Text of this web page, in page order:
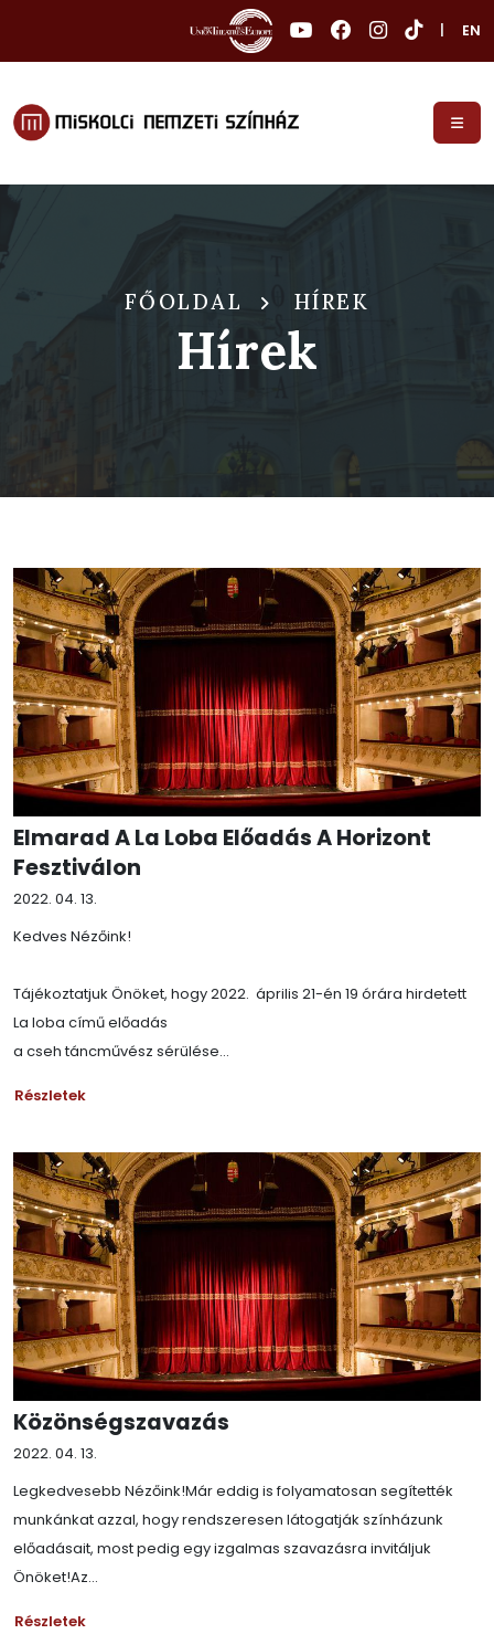
EN
FŐOLDAL HÍREK
Hírek
Elmarad A La Loba Előadás A Horizont
Fesztiválon
2022. 04. 13.
Kedves Nézőink!
Tájékoztatjuk Önöket, hogy 2022. április 21-én 19 órára hirdetett
La loba című előadás
a cseh táncművész sérülése...
Részletek
Közönségszavazás
2022. 04. 13.
Legkedvesebb Nézőink!Már eddig is folyamatosan segítették
munkánkat azzal, hogy rendszeresen látogatják színházunk
előadásait, most pedig egy izgalmas szavazásra invitáljuk
Önöket!Az...
Részletek